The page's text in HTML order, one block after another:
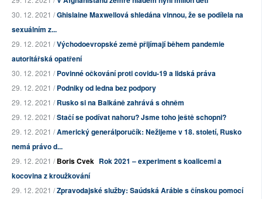
30. 12. 2021 /Ghislaine Maxwellová shledána vinnou, že se podílela na
sexuálním z...
29. 12. 2021 /Východoevropské země přijímají během pandemie
autoritářská opatření
30. 12. 2021 /Povinné očkování proti covidu-19 a lidská práva
29. 12. 2021 /Podniky od ledna bez podpory
29. 12. 2021 /Rusko si na Balkáně zahrává s ohněm
29. 12. 2021 /Stačí se podívat nahoru? Jsme toho ještě schopni?
29. 12. 2021 /Americký generálporučík: Nežijeme v 18. století, Rusko
nemá právo d...
29. 12. 2021 /Boris Cvek Rok 2021 – experiment s koalicemi a
kocovina z kroužkování
29. 12. 2021 /Zpravodajské služby: Saúdská Arábie s čínskou pomocí